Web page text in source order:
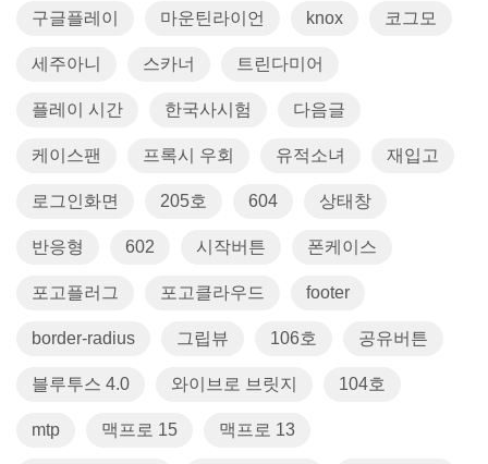
구글플레이 마운틴라이언 knox 코그모
세주아니 스카너 트린다미어
플레이 시간 한국사시험 다음글
케이스팬 프록시 우회 유적소녀 재입고
로그인화면 205호 604 상태창
반응형 602 시작버튼 폰케이스
포고플러그 포고클라우드 footer
border-radius 그립뷰 106호 공유버튼
블루투스 4.0 와이브로 브릿지 104호
mtp 맥프로 15 맥프로 13